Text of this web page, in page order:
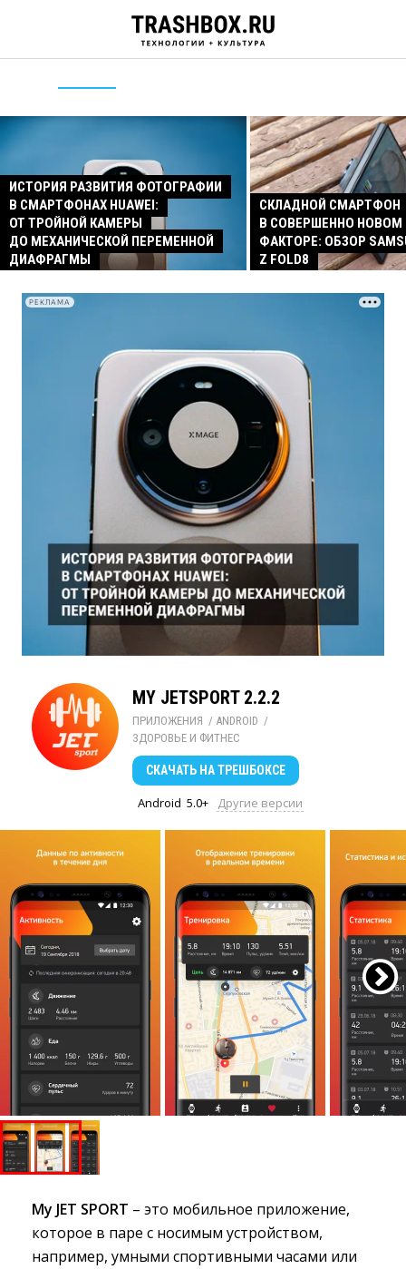
ИСТОРИЯ РАЗВИТИЯ ФОТОГРАФИИ
В СМАРТФОНАХ HUAWEI:
ОТ ТРОЙНОЙ КАМЕРЫ
ДО МЕХАНИЧЕСКОЙ ПЕРЕМЕННОЙ
ДИАФРАГМЫ
СКЛАДНОЙ СМАРТФОН
В СОВЕРШЕННО
ФАКТОРЕ: ОБЗОР
Z FOLD8
РЕКЛАМА
MY JETSPORT 2.2.2
ПРИЛОЖЕНИЯ / ANDROID /
ЗДОРОВЬЕ И ФИТНЕС
СКАЧАТЬ НА ТРЕШБОКСЕ
Android 5.0+ Другие версии
My JET SPORT – это мобильное приложение,
которое в паре с носимым устройством,
например, умными спортивными часами или